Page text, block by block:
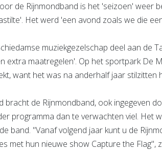
de Rijnmondband is het 'seizoen' weer
Het werd 'een avond zoals we die
muziekgezelschap deel aan de
extra maatregelen'. Op het sportpark De
want het was na anderhalf jaar stilzitten
bracht de Rijnmondband, ook ingegeven
programma dan te verwachten viel. Het
band. "Vanaf volgend jaar kunt u de
met hun nieuwe show Capture the Flag",